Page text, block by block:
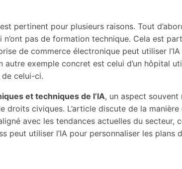
pertinent pour plusieurs raisons. Tout
pas de formation technique. Cela est
de commerce électronique peut utiliser
autre exemple concret est celui d’un hôpital
celui-ci.
et techniques de l’IA, un aspect souvent
droits civiques. L’article discute de la
avec les tendances actuelles du
peut utiliser l’IA pour personnaliser les